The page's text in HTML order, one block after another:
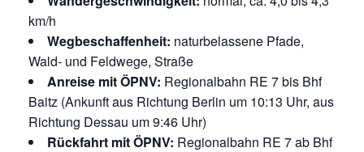
km/h
Wegbeschaffenheit: naturbelassene Pfade,
Wald- und Feldwege, Straße
Anreise mit ÖPNV: Regionalbahn RE 7 bis Bhf
Baitz (Ankunft aus Richtung Berlin um 10:13 Uhr, aus
Richtung Dessau um 9:46 Uhr)
Rückfahrt mit ÖPNV: Regionalbahn RE 7 ab Bhf